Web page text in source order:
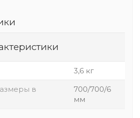
3,6 кг
в
700/700/6
мм